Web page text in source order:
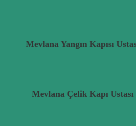
Mevlana Yangın Kapısı
Mevlana Çelik Kapı Ustası